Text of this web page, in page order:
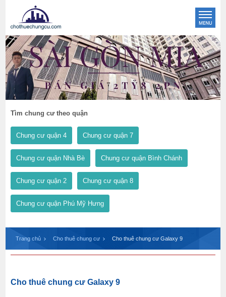
Tìm chung cư theo quận
Chung cư quận 4 Chung cư quận 7
Chung cư quận Nhà Bè Chung cư quận Bình Chánh
Chung cư quận 2 Chung cư quận 8
Chung cư quận Phú Mỹ Hưng
Trang chủ Cho thuê chung cư Cho thuê chung cư Galaxy 9
Cho thuê chung cư Galaxy 9